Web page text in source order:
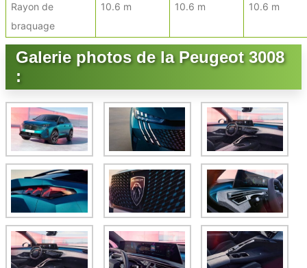
Rayon de
braquage
10.6 m 10.6 m 10.6 m
Galerie photos de la Peugeot 3008
: